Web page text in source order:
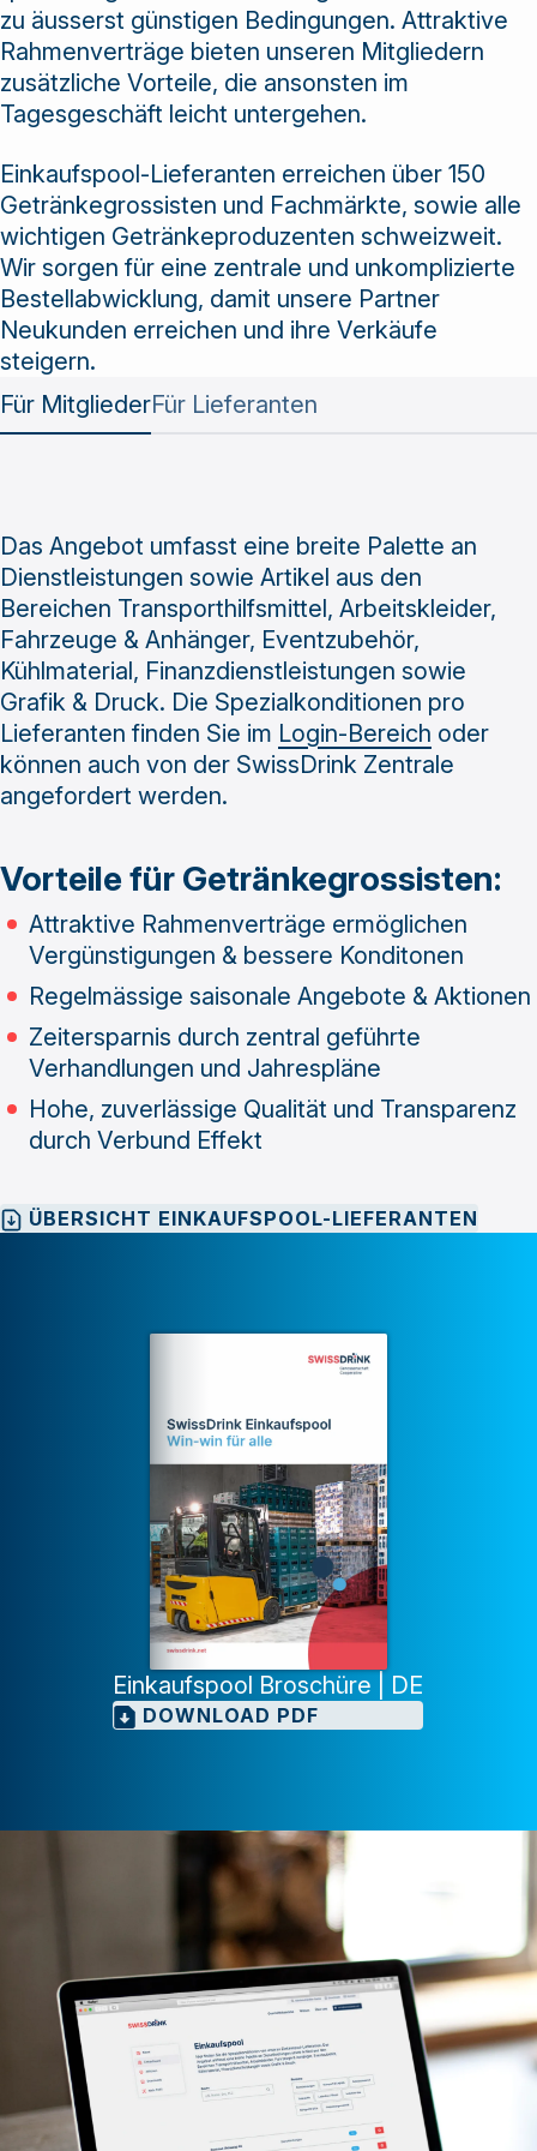
Lösungen und
Dienstleistungen
an.
zu äusserst günstigen Bedingungen. Attraktive
Rahmenverträge bieten unseren Mitgliedern
zusätzliche Vorteile, die ansonsten im
Tagesgeschäft leicht untergehen.
Einkaufspool-Lieferanten erreichen über 150
Getränkegrossisten und Fachmärkte, sowie alle
wichtigen Getränkeproduzenten schweizweit.
Wir sorgen für eine zentrale und unkomplizierte
Bestellabwicklung, damit unsere Partner
Neukunden erreichen und ihre Verkäufe
steigern.
Für MitgliederFür Lieferanten
Das Angebot umfasst eine breite Palette an
Dienstleistungen sowie Artikel aus den
Bereichen Transporthilfsmittel, Arbeitskleider,
Fahrzeuge & Anhänger, Eventzubehör,
Kühlmaterial, Finanzdienstleistungen sowie
Grafik & Druck. Die Spezialkonditionen pro
Lieferanten finden Sie im Login-Bereich oder
können auch von der SwissDrink Zentrale
angefordert werden.
Vorteile für Getränkegrossisten:
Attraktive Rahmenverträge ermöglichen
Vergünstigungen & bessere Konditonen
Regelmässige saisonale Angebote & Aktionen
Zeitersparnis durch zentral geführte
Verhandlungen und Jahrespläne
Hohe, zuverlässige Qualität und Transparenz
durch Verbund Effekt
ÜBERSICHT EINKAUFSPOOL-LIEFERANTEN
Einkaufspool Broschüre | DE
DOWNLOAD PDF